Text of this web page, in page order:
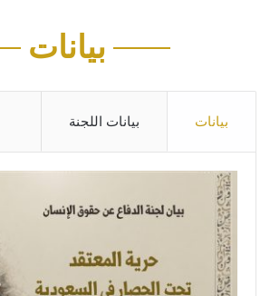
بيانات
بيانات بيانات اللجنة